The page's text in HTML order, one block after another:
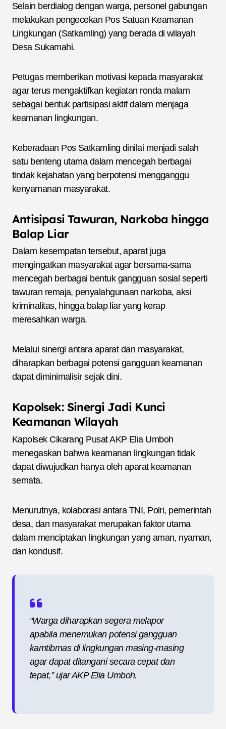
Selain berdialog dengan warga, personel gabungan
melakukan pengecekan Pos Satuan Keamanan
Lingkungan (Satkamling) yang berada di wilayah
Desa Sukamahi.
Petugas memberikan motivasi kepada masyarakat
agar terus mengaktifkan kegiatan ronda malam
sebagai bentuk partisipasi aktif dalam menjaga
keamanan lingkungan.
Keberadaan Pos Satkamling dinilai menjadi salah
satu benteng utama dalam mencegah berbagai
tindak kejahatan yang berpotensi mengganggu
kenyamanan masyarakat.
Antisipasi Tawuran, Narkoba hingga
Balap Liar
Dalam kesempatan tersebut, aparat juga
mengingatkan masyarakat agar bersama-sama
mencegah berbagai bentuk gangguan sosial seperti
tawuran remaja, penyalahgunaan narkoba, aksi
kriminalitas, hingga balap liar yang kerap
meresahkan warga.
Melalui sinergi antara aparat dan masyarakat,
diharapkan berbagai potensi gangguan keamanan
dapat diminimalisir sejak dini.
Kapolsek: Sinergi Jadi Kunci
Keamanan Wilayah
Kapolsek Cikarang Pusat AKP Elia Umboh
menegaskan bahwa keamanan lingkungan tidak
dapat diwujudkan hanya oleh aparat keamanan
semata.
Menurutnya, kolaborasi antara TNI, Polri, pemerintah
desa, dan masyarakat merupakan faktor utama
dalam menciptakan lingkungan yang aman, nyaman,
dan kondusif.
“Warga diharapkan segera melapor
apabila menemukan potensi gangguan
kamtibmas di lingkungan masing-masing
agar dapat ditangani secara cepat dan
tepat,” ujar AKP Elia Umboh.